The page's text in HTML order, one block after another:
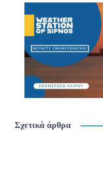
Σχετικά άρθρα